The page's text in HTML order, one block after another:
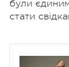
були
стати